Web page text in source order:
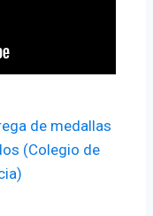
de medallas
(Colegio de